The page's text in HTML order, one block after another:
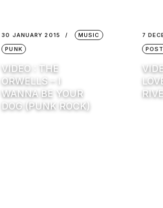
30 JANUARY 2015
MUSIC
PUNK
VIDEO : THE
ORWELLS – I
WANNA BE YOUR
DOG (PUNK ROCK)
7